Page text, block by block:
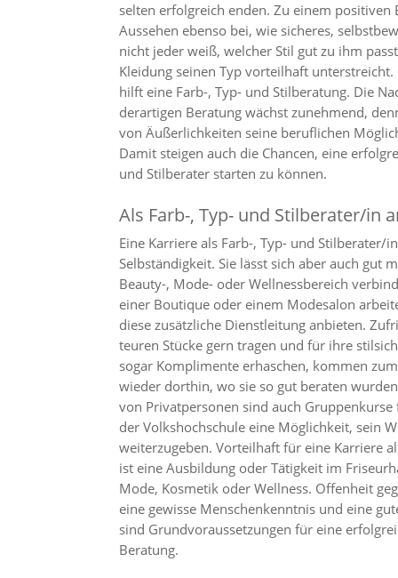
selten erfolgreich enden. Zu einem positiven
Aussehen ebenso bei, wie sicheres,
nicht jeder weiß, welcher Stil gut zu ihm
Kleidung seinen Typ vorteilhaft unterstreicht.
hilft eine Farb-, Typ- und Stilberatung. Die
derartigen Beratung wächst zunehmend,
von Äußerlichkeiten seine beruflichen
Damit steigen auch die Chancen, eine
und Stilberater starten zu können.
Als Farb-, Typ- und Stilberater/in
Eine Karriere als Farb-, Typ- und Stilberater/
Selbständigkeit. Sie lässt sich aber auch gut
Beauty-, Mode- oder Wellnessbereich
einer Boutique oder einem Modesalon
diese zusätzliche Dienstleitung anbieten.
teuren Stücke gern tragen und für ihre
sogar Komplimente erhaschen, kommen
wieder dorthin, wo sie so gut beraten
von Privatpersonen sind auch
der Volkshochschule eine Möglichkeit, sein
weiterzugeben. Vorteilhaft für eine Karriere
ist eine Ausbildung oder Tätigkeit im
Mode, Kosmetik oder Wellness. Offenheit
eine gewisse Menschenkenntnis und eine
sind Grundvoraussetzungen für eine
Beratung.